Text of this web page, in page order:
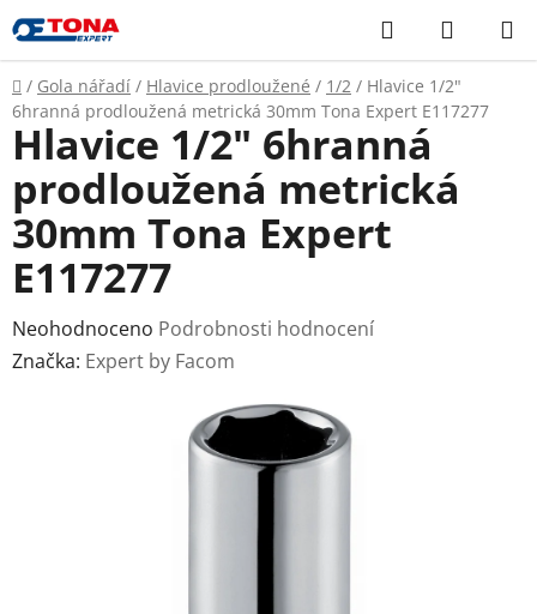
Přejít
na
obsah
Hledat
KOŠÍK
Domů
/ Gola nářadí / Hlavice prodloužené / 1/2 / Hlavice 1/2"
6hranná prodloužená metrická 30mm Tona Expert E117277
Hlavice 1/2" 6hranná
prodloužená metrická
30mm Tona Expert
E117277
Průměrné
hodnocení
Neohodnoceno Podrobnosti hodnocení
Značka: Expert by Facom